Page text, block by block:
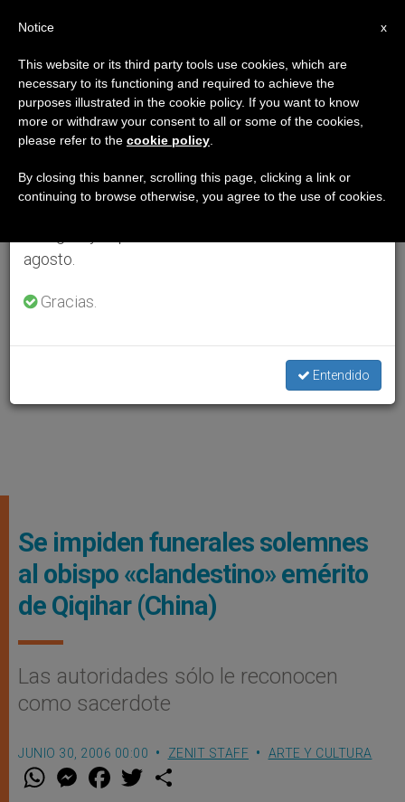
Se impiden funerales solemnes
al obispo «clandestino» emérito
de Qiqihar (China)
Las autoridades sólo le reconocen
como sacerdote
JUNIO 30, 2006 00:00 ZENIT STAFF ARTE Y CULTURA
W M
e
F
a w
×
Aviso importante
Del 27 de julio al 7 de agosto haremos la pausa
anual, aprovechando que en el periodo de verano
se generan menos informaciones y también el
agosto.
Gracias.
Entendido
x
Notice
This website or its third party tools use cookies, which are
necessary to its functioning and required to achieve the
purposes illustrated in the cookie policy. If you want to know
more or withdraw your consent to all or some of the cookies,
please refer to the cookie policy
By closing this banner, scrolling this page, clicking a link or
continuing to browse otherwise, you agree to the use of cookies.